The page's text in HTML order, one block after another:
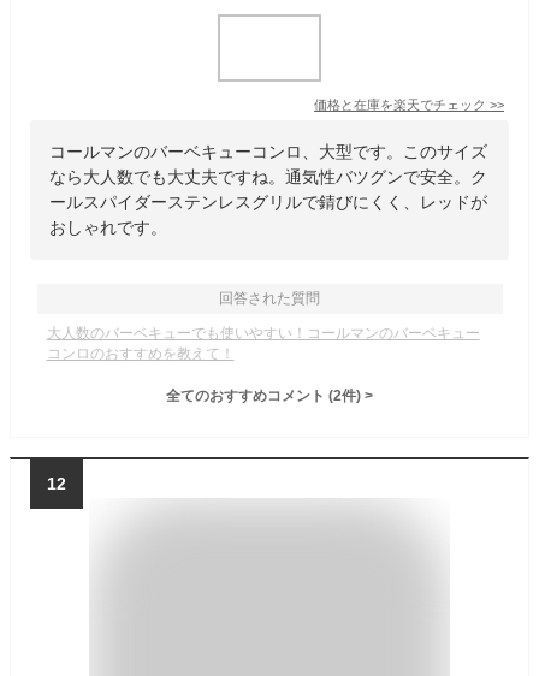
価格と在庫を楽天でチェック >>
コールマンのバーベキューコンロ、大型です。このサイズ
なら大人数でも大丈夫ですね。通気性バツグンで安全。ク
ールスパイダーステンレスグリルで錆びにくく、レッドが
おしゃれです。
回答された質問
大人数のバーベキューでも使いやすい！コールマンのバーベキュー
コンロのおすすめを教えて！
全てのおすすめコメント (2件) >
12